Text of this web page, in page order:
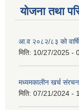
योजना तथा
आ.व २०८२/८३ को
मिति: 10/27/2025 -
मध्यमकालीन खर्च
मिति: 07/21/2024 -